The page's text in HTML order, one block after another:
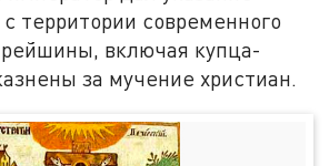
территории современного
включая купца-
за мучение христиан.